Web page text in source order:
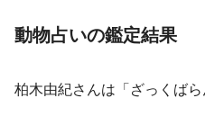
動物占いの鑑定結果
柏木由紀さんは「ざっくば